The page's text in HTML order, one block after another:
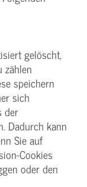
gelöscht,
zählen
speichern
sich
der
Dadurch kann
Sie auf
Cookies
oder den